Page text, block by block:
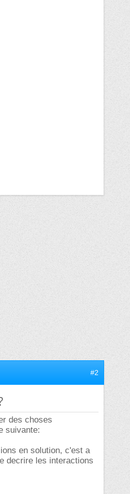
#2
des choses
suivante:
en solution, c'est a
decrire les interactions